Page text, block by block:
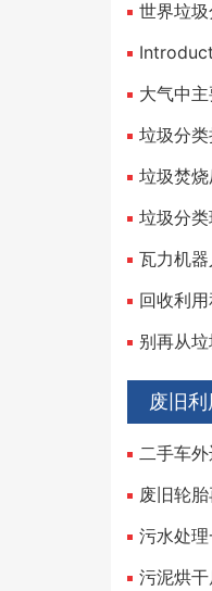
世界垃
垃圾分
垃圾焚
垃圾分
瓦力机
废旧利
二手车
废旧轮
污水处
污泥烘